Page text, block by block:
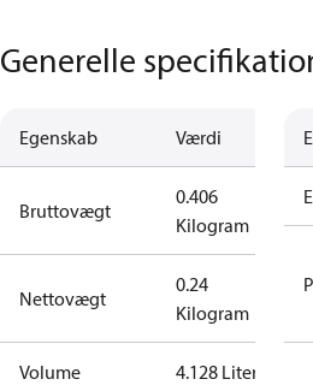
Generelle
Egenskab Værdi
Bruttovægt
0.406
Kilogram
Nettovægt
0.24
Kilogram
Volume 4.128 Liter